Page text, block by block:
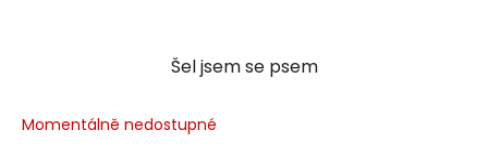
Šel jsem se psem
Momentálně nedostupné